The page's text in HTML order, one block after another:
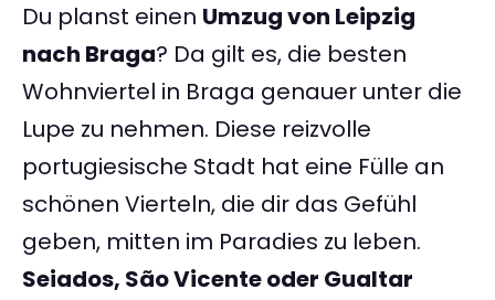
Du planst einen Umzug von Leipzig
nach Braga? Da gilt es, die besten
Wohnviertel in Braga genauer unter die
Lupe zu nehmen. Diese reizvolle
portugiesische Stadt hat eine Fülle an
schönen Vierteln, die dir das Gefühl
geben, mitten im Paradies zu leben.
Seiados, São Vicente oder Gualtar